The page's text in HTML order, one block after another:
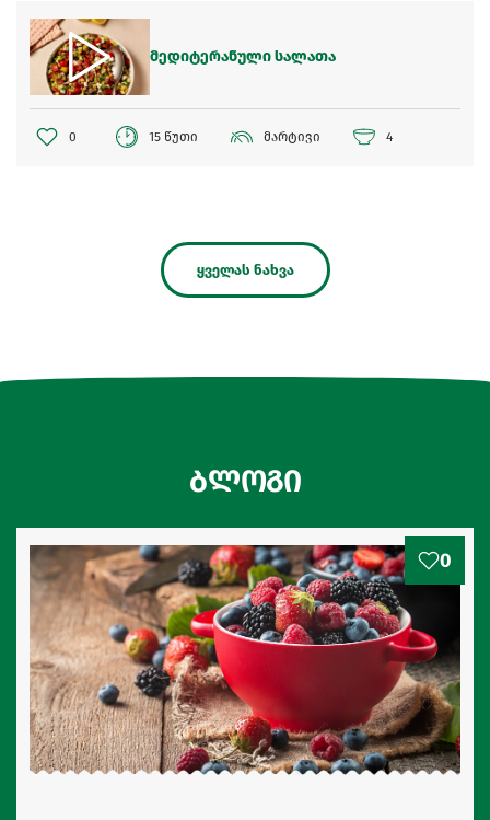
მედიტერანული სალათა
0 15 წუთი მარტივი 4
ყველას ნახვა
ბლოგი
0